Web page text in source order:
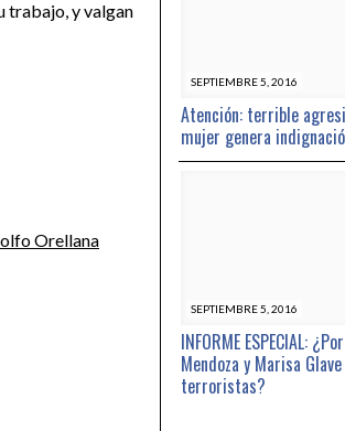
trabajo, y valgan
Orellana
SEPTIEMBRE 5, 2016
Atención: terrible
mujer genera
SEPTIEMBRE 5, 2016
INFORME ESPECIAL:
Mendoza y Marisa
terroristas?